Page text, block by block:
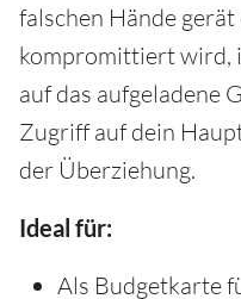
falschen Hände
kompromittiert wird,
auf das aufgeladene
Zugriff auf dein
der Überziehung.
Ideal für:
Als Budgetkarte